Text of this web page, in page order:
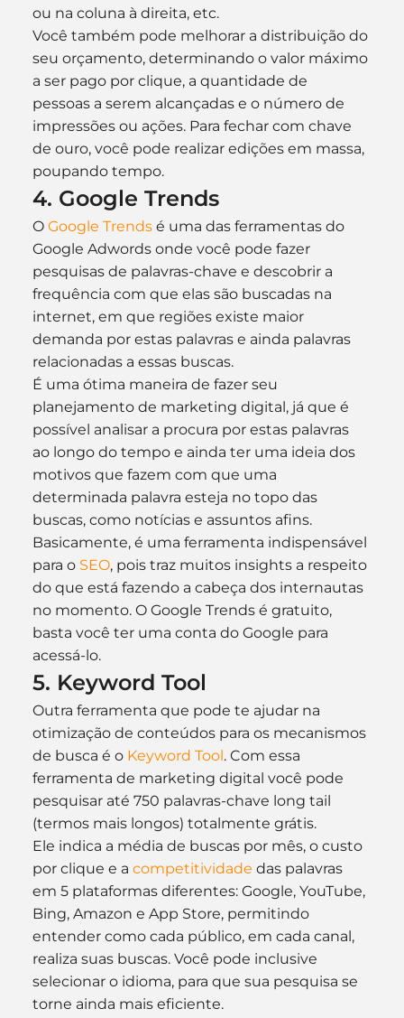
ou na coluna à direita, etc.
Você também pode melhorar a distribuição do
seu orçamento, determinando o valor máximo
a ser pago por clique, a quantidade de
pessoas a serem alcançadas e o número de
impressões ou ações. Para fechar com chave
de ouro, você pode realizar edições em massa,
poupando tempo.
4. Google Trends
O Google Trends é uma das ferramentas do
Google Adwords onde você pode fazer
pesquisas de palavras-chave e descobrir a
frequência com que elas são buscadas na
internet, em que regiões existe maior
demanda por estas palavras e ainda palavras
relacionadas a essas buscas.
É uma ótima maneira de fazer seu
planejamento de marketing digital, já que é
possível analisar a procura por estas palavras
ao longo do tempo e ainda ter uma ideia dos
motivos que fazem com que uma
determinada palavra esteja no topo das
buscas, como notícias e assuntos afins.
Basicamente, é uma ferramenta indispensável
para o SEO, pois traz muitos insights a respeito
do que está fazendo a cabeça dos internautas
no momento. O Google Trends é gratuito,
basta você ter uma conta do Google para
acessá-lo.
5. Keyword Tool
Outra ferramenta que pode te ajudar na
otimização de conteúdos para os mecanismos
de busca é o Keyword Tool. Com essa
ferramenta de marketing digital você pode
pesquisar até 750 palavras-chave long tail
(termos mais longos) totalmente grátis.
Ele indica a média de buscas por mês, o custo
por clique e a competitividade das palavras
em 5 plataformas diferentes: Google, YouTube,
Bing, Amazon e App Store, permitindo
entender como cada público, em cada canal,
realiza suas buscas. Você pode inclusive
selecionar o idioma, para que sua pesquisa se
torne ainda mais eficiente.